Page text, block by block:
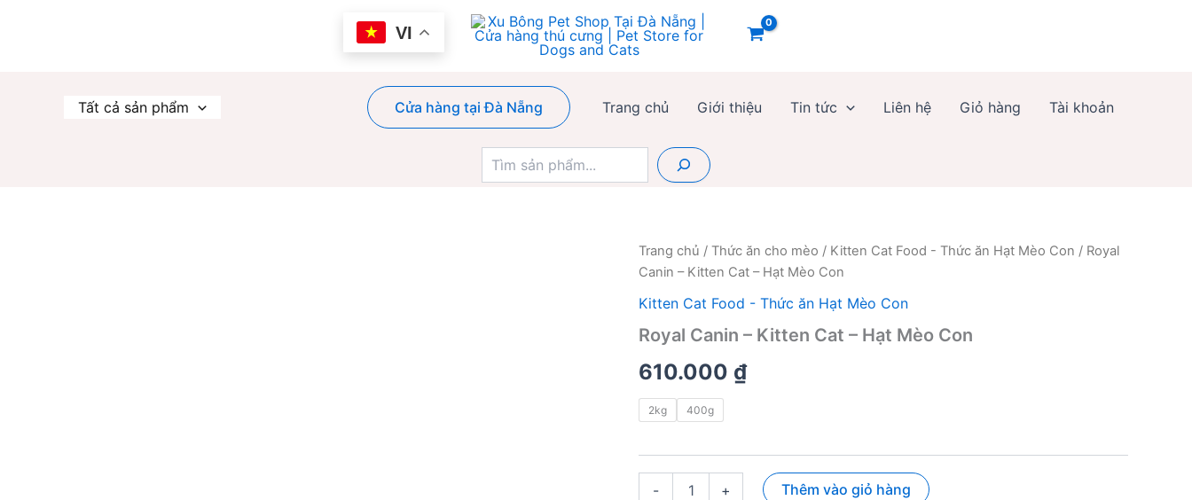
VI
Tất cả sản phẩm Cửa hàng tại Đà Nẵng Trang chủ Giới thiệu Tin tức Liên hệ Giỏ hàng Tài khoản
kiếm
Trang chủ / Thức ăn cho mèo / Kitten Cat Food - Thức ăn Hạt Mèo Con / Royal
Canin – Kitten Cat – Hạt Mèo Con
Kitten Cat Food - Thức ăn Hạt Mèo Con
Royal Canin – Kitten Cat – Hạt Mèo Con
610.000 ₫
2kg 400g
- + Thêm vào giỏ hàng